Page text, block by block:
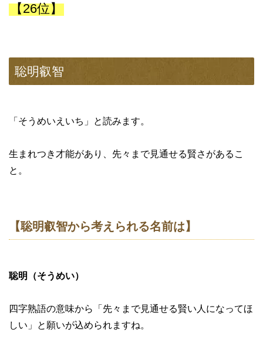
【26位】
聡明叡智
「そうめいえいち」と読みます。
生まれつき才能があり、先々まで見通せる賢さがあるこ
と。
【聡明叡智から考えられる名前は】
聡明（そうめい）
四字熟語の意味から「先々まで見通せる賢い人になってほ
しい」と願いが込められますね。